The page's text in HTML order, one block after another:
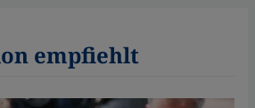
empfiehlt